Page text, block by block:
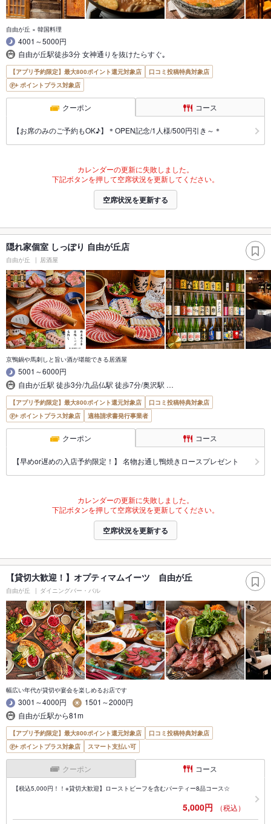
自由が丘 × 韓国料理
4001～5000円
自由が丘駅徒歩3分 女神通りを抜けたらすぐ｡
【アプリ予約限定】最大800ポイント還元対象店
口コミ投稿特典対象店
ポイントプラス対象店
クーポン コース
【お席のみのご予約もOK♪】＊OPEN記念/1人様/500円引き～＊
カレンダーの更新に失敗しました。
下記ボタンを押して空席状況を更新してください。
空席状況を更新する
隠れ家個室 しっぽり 自由が丘店
自由が丘 居酒屋
京鴨鍋や馬刺しと旨い酒が堪能できる居酒屋
5001～6000円
自由が丘駅 徒歩3分/九品仏駅 徒歩7分/奥沢駅 …
【アプリ予約限定】最大800ポイント還元対象店
口コミ投稿特典対象店
ポイントプラス対象店
適格請求書発行事業者
クーポン コース
【早めor遅めの入店予約限定！】 名物お通し鴨焼きロースプレゼント
カレンダーの更新に失敗しました。
下記ボタンを押して空席状況を更新してください。
空席状況を更新する
【貸切大歓迎！】オプティマムイーツ 自由が丘
自由が丘 ダイニングバー・バル
幅広い年代が貸切や宴会を楽しめるお店です
3001～4000円
1501～2000円
自由が丘駅から81m
【アプリ予約限定】最大800ポイント還元対象店
口コミ投稿特典対象店
ポイントプラス対象店
スマート支払い可
クーポン コース
【税込5,000円！！※貸切大歓迎】ローストビーフを含むパーティー8品コース☆
5,000円 （税込）